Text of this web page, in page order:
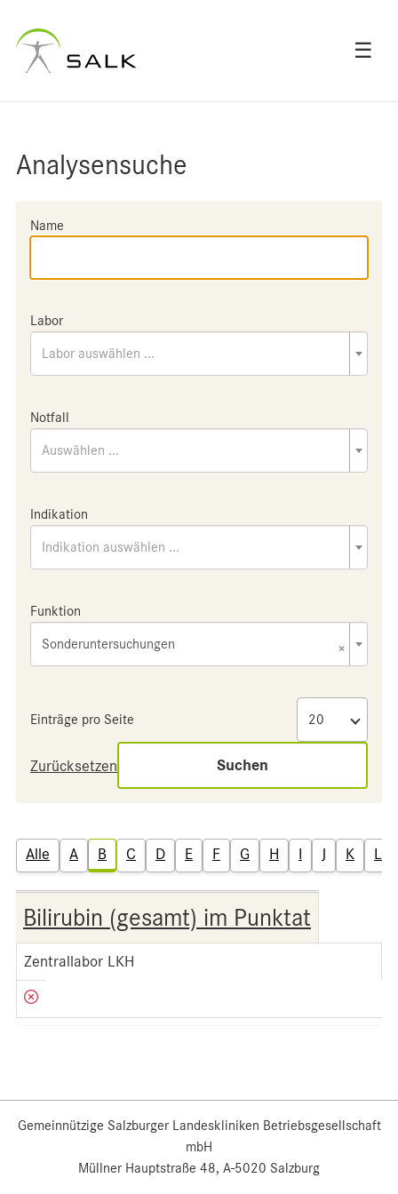
☰
Analysensuche
Name
Labor
Labor auswählen ...
Notfall
Auswählen ...
Indikation
Indikation auswählen ...
Funktion
×
Sonderuntersuchungen
Einträge pro Seite
Zurücksetzen Suchen
Alle A B C D E F G H I J K L
Bilirubin (gesamt) im Punktat
Zentrallabor LKH
Gemeinnützige Salzburger Landeskliniken Betriebsgesellschaft
mbH
Müllner Hauptstraße 48, A-5020 Salzburg